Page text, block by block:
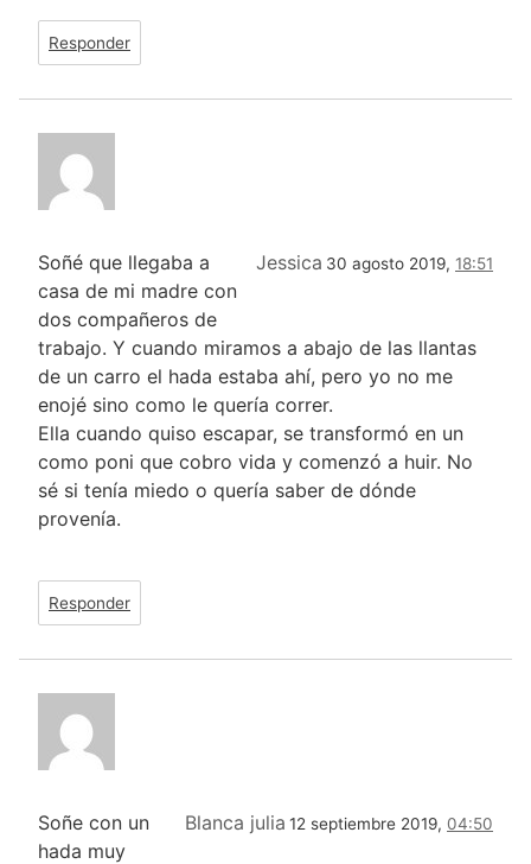
Responder
Jessica 30 agosto 2019, 18:51
Soñé que llegaba a
casa de mi madre con
dos compañeros de
trabajo. Y cuando miramos a abajo de las llantas
de un carro el hada estaba ahí, pero yo no me
enojé sino como le quería correr.
Ella cuando quiso escapar, se transformó en un
como poni que cobro vida y comenzó a huir. No
sé si tenía miedo o quería saber de dónde
provenía.
Responder
Blanca julia 12 septiembre 2019, 04:50
Soñe con un
hada muy